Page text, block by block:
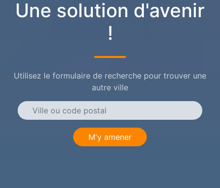
Une solution d'avenir
!
Utilisez le formulaire de recherche pour trouver une
autre ville
M'y amener